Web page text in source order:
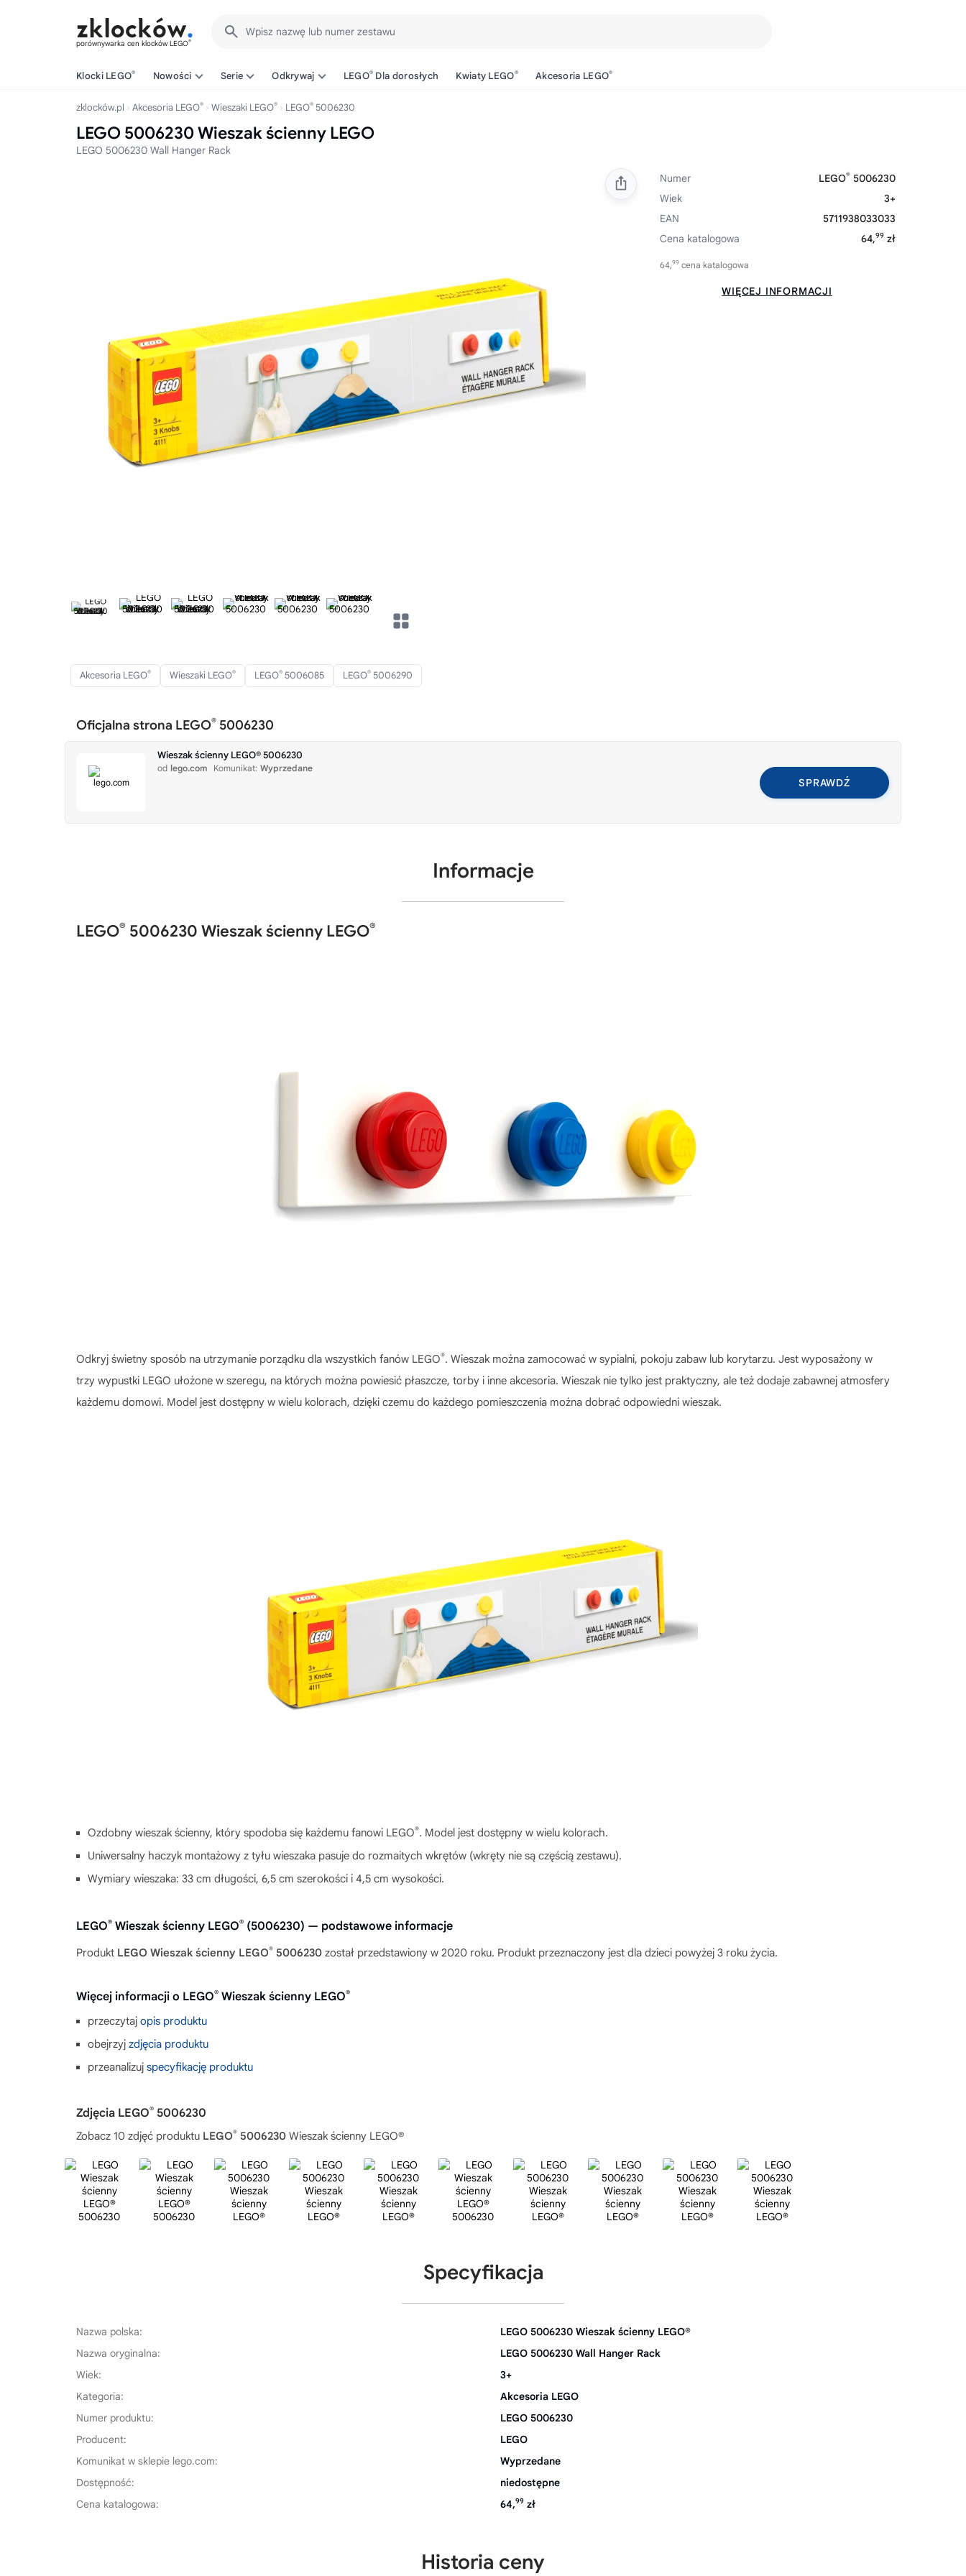
porównywarka cen klocków LEGO®
Wpisz nazwę lub numer zestawu
Klocki LEGO® Nowości Serie Odkrywaj LEGO® Dla dorosłych Kwiaty LEGO® Akcesoria LEGO®
zklocków.pl Akcesoria LEGO® Wieszaki LEGO® LEGO® 5006230
LEGO 5006230 Wieszak ścienny LEGO
LEGO 5006230 Wall Hanger Rack
Numer LEGO® 5006230
Wiek
3+
EAN
5711938033033
Cena katalogowa
64,99 zł
64,99 cena katalogowa
WIĘCEJ INFORMACJI
Akcesoria LEGO® Wieszaki LEGO® LEGO® 5006085 LEGO® 5006290
Oficjalna strona LEGO® 5006230
Wieszak ścienny LEGO® 5006230
od lego.com Komunikat: Wyprzedane
SPRAWDŹ
Informacje
LEGO® 5006230 Wieszak ścienny LEGO®
Odkryj świetny sposób na utrzymanie porządku dla wszystkich fanów LEGO®. Wieszak można zamocować w sypialni, pokoju zabaw lub korytarzu. Jest wyposażony w
trzy wypustki LEGO ułożone w szeregu, na których można powiesić płaszcze, torby i inne akcesoria. Wieszak nie tylko jest praktyczny, ale też dodaje zabawnej atmosfery
każdemu domowi. Model jest dostępny w wielu kolorach, dzięki czemu do każdego pomieszczenia można dobrać odpowiedni wieszak.
Ozdobny wieszak ścienny, który spodoba się każdemu fanowi LEGO®. Model jest dostępny w wielu kolorach.
Uniwersalny haczyk montażowy z tyłu wieszaka pasuje do rozmaitych wkrętów (wkręty nie są częścią zestawu).
Wymiary wieszaka: 33 cm długości, 6,5 cm szerokości i 4,5 cm wysokości.
LEGO® Wieszak ścienny LEGO® (5006230) — podstawowe informacje
Produkt LEGO Wieszak ścienny LEGO® 5006230 został przedstawiony w 2020 roku. Produkt przeznaczony jest dla dzieci powyżej 3 roku życia.
Więcej informacji o LEGO® Wieszak ścienny LEGO®
przeczytaj opis produktu
obejrzyj zdjęcia produktu
przeanalizuj specyfikację produktu
Zdjęcia LEGO® 5006230
Zobacz 10 zdjęć produktu LEGO® 5006230 Wieszak ścienny LEGO®
Specyfikacja
Nazwa polska:
LEGO 5006230 Wieszak ścienny LEGO®
Nazwa oryginalna:
LEGO 5006230 Wall Hanger Rack
Wiek:
3+
Kategoria:
Akcesoria LEGO
Numer produktu:
LEGO 5006230
Producent:
LEGO
Komunikat w sklepie lego.com:
Wyprzedane
Dostępność:
niedostępne
Cena katalogowa:
64,99 zł
Historia ceny